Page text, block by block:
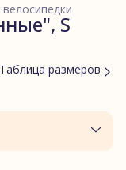
S
Таблица размеров